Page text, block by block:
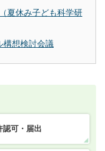
夏休み子ども科学研
想検討会議
認可・届出